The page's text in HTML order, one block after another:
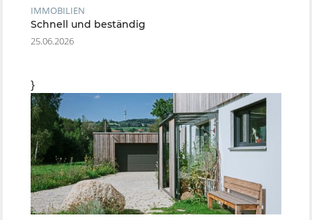
IMMOBILIEN
Schnell und beständig
25.06.2026
}